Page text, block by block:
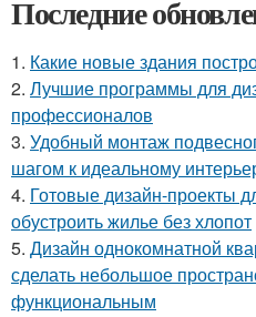
Последние
1. Какие новые здания
2. Лучшие программы для
профессионалов
3. Удобный монтаж
шагом к идеальному
4. Готовые дизайн-проекты
обустроить жилье без хлопот
5. Дизайн однокомнатной
сделать небольшое
функциональным